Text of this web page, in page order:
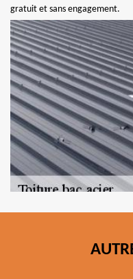
gratuit et sans engagement.